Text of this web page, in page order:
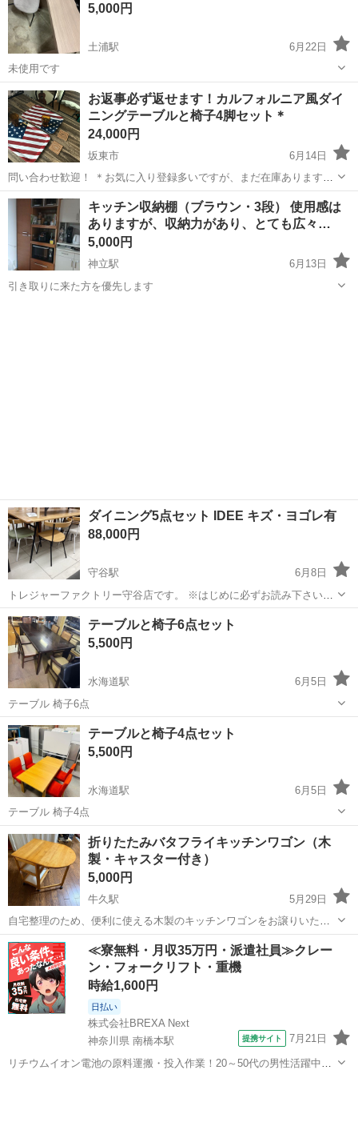
5,000円
土浦駅
6月22日
未使用です
茨城 土浦市 土浦駅 ダイニングセット テーブルセット
お返事必ず返せます！カルフォルニア風ダイ
ニングテーブルと椅子4脚セット＊
24,000円
坂東市
6月14日
問い合わせ歓迎！ ＊お気に入り登録多いですが、まだ在庫あります＊
2026.3月現在 ＊カリフォルニア風ダイニングテーブルと椅子4脚セッ
ト＊ ご覧頂きありがとうございます。 お洒落な木目調のカリフォルニ
ア風ダイニングテー...
茨城 坂東市 ダイニングセット ダイニング
キッチン収納棚（ブラウン・3段） 使用感は
ありますが、収納力があり、とても広々…
5,000円
神立駅
6月13日
引き取りに来た方を優先します
ダイニング5点セット IDEE キズ・ヨゴレ有
88,000円
守谷駅
6月8日
トレジャーファクトリー守谷店です。 ※はじめに必ずお読み下さい。
■売約済になっている可能性がございます。ご注意ください。 ■掲載品
は全て店頭販売品になります。 店舗にご来店の方のみ受け渡し可能に
なります。 ...
茨城 守谷市 守谷駅 ダイニングセット
テーブルと椅子6点セット
5,500円
水海道駅
6月5日
テーブル 椅子6点
茨城 常総市 水海道駅 ダイニングセット
テーブルと椅子4点セット
5,500円
水海道駅
6月5日
テーブル 椅子4点
茨城 常総市 水海道駅 ダイニングセット セット
折りたたみバタフライキッチンワゴン（木
製・キャスター付き）
5,000円
牛久駅
5月29日
自宅整理のため、便利に使える木製のキッチンワゴンをお譲りいたし
ます☆ ■商品の特徴 ・天板を広げられるバタフライタイプです。用途
に合わせて省スペースにも広くも使えます。 ・下部のトレイ（2段）
は引き出して使うことができます...
茨城 牛久市 牛久駅 ダイニングセット
≪寮無料・月収35万円・派遣社員≫クレー
ン・フォークリフト・重機
時給1,600円
日払い
株式会社BREXA Next
神奈川県 南橋本駅
提携サイト 7月21日
リチウムイオン電池の原料運搬・投入作業！20～50代の男性活躍中★